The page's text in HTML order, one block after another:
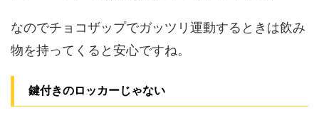
なのでチョコザップでガッツリ運動するときは飲み
物を持ってくると安心ですね。
鍵付きのロッカーじゃない